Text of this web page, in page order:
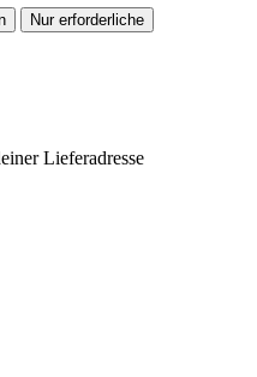
Nur erforderliche
Lieferadresse